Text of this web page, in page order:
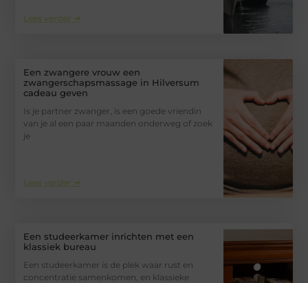
Lees verder ➜
Een zwangere vrouw een
zwangerschapsmassage in Hilversum
cadeau geven
Is je partner zwanger, is een goede vriendin
van je al een paar maanden onderweg of zoek
je
Lees verder ➜
Een studeerkamer inrichten met een
klassiek bureau
Een studeerkamer is de plek waar rust en
concentratie samenkomen, en klassieke